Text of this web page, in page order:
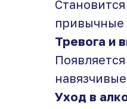
привычные
Тревога и
Уход в